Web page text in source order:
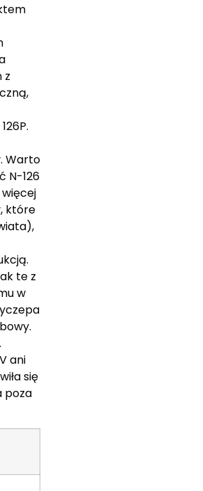
z
Warto
N-126
które
te z
w
ani
się
poza